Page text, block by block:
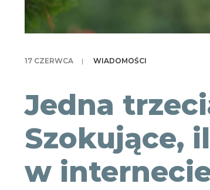
17 CZERWCA | WIADOMOŚCI
Jedna
Szokujące,
w